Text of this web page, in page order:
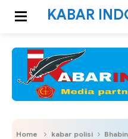
KABAR
Home kabar polisi